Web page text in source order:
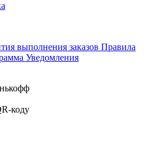
выполнения заказов Правила
Уведомления
коду